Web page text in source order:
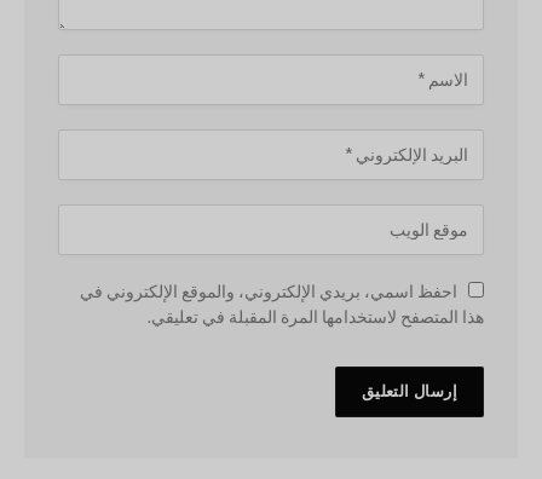
احفظ اسمي، بريدي الإلكتروني، والموقع الإلكتروني في
هذا المتصفح لاستخدامها المرة المقبلة في تعليقي.